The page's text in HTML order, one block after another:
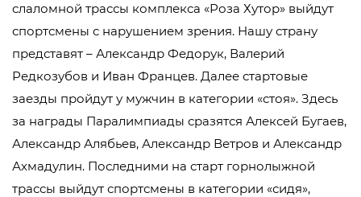
слаломной трассы комплекса «Роза Хутор» выйдут
спортсмены с нарушением зрения. Нашу страну
представят – Александр Федорук, Валерий
Редкозубов и Иван Францев. Далее стартовые
заезды пройдут у мужчин в категории «стоя». Здесь
за награды Паралимпиады сразятся Алексей Бугаев,
Александр Алябьев, Александр Ветров и Александр
Ахмадулин. Последними на старт горнолыжной
трассы выйдут спортсмены в категории «сидя»,